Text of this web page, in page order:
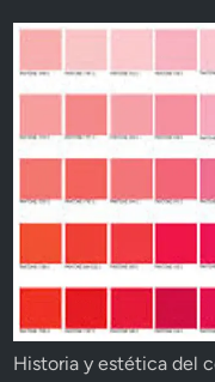
Historia y estética del